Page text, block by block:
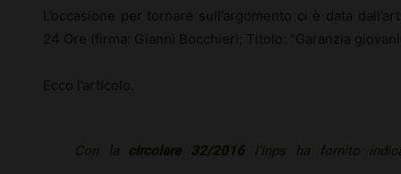
L’occasione per tornare sull’argomento ci è data
24 Ore (firma: Gianni Bocchieri; Titolo: “Garanzia
Ecco l’articolo.
Con la circolare 32/2016 l’Inps ha fornito